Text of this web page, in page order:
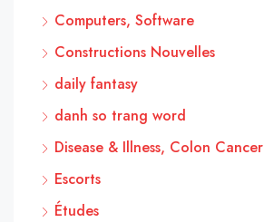
Computers, Software
Constructions Nouvelles
daily fantasy
danh so trang word
Disease & Illness, Colon Cancer
Escorts
Études